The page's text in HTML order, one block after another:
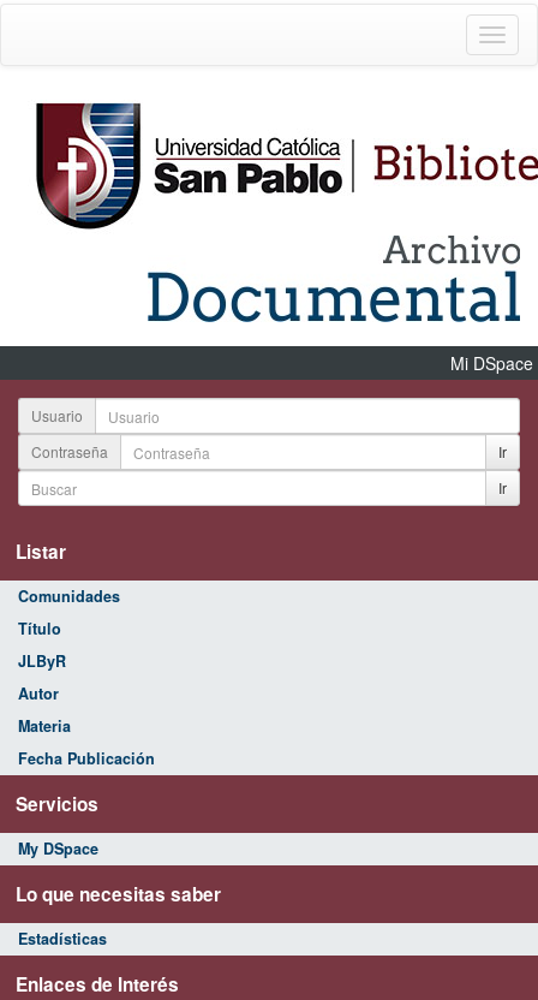
Mi DSpace
Usuario
Contraseña
Ir
Ir
Listar
Comunidades
Título
JLByR
Autor
Materia
Fecha Publicación
Servicios
My DSpace
Lo que necesitas saber
Estadísticas
Enlaces de Interés